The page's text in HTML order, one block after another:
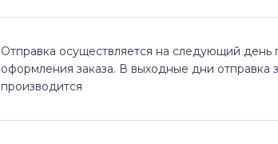
Отправка осуществляется на следующий день
оформления заказа. В выходные дни отправка
производится